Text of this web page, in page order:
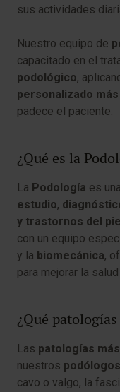
sus actividades
Nuestro equipo de
capacitado en el
podológico,
personalizado
padece el paciente.
¿Qué es la
La Podología es
estudio,
y trastornos del pie
con un equipo
y la biomecánica,
para mejorar la
¿Qué
Las patologías
nuestros podólogos
cavo o valgo, la